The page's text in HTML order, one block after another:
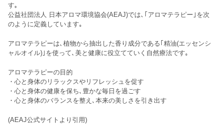
す｡
公益社団法人 日本アロマ環境協会(AEAJ)では､｢アロマテラピー｣を次
のように定義しています｡
アロマテラピーは､植物から抽出した香り成分である｢精油(エッセンシ
ャルオイル)｣を使って､美と健康に役立てていく自然療法です｡
アロマテラピーの目的
・心と身体のリラックスやリフレッシュを促す
・心と身体の健康を保ち､豊かな毎日を過ごす
・心と身体のバランスを整え､本来の美しさを引き出す
(AEAJ公式サイトより引用)